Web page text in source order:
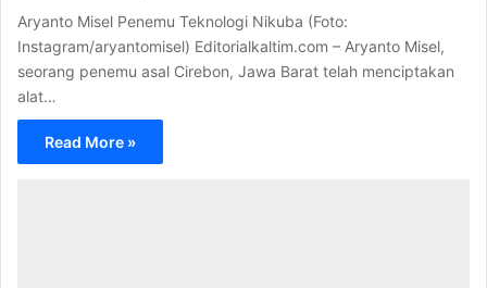
Aryanto Misel Penemu Teknologi Nikuba (Foto:
Instagram/aryantomisel) Editorialkaltim.com – Aryanto Misel,
seorang penemu asal Cirebon, Jawa Barat telah menciptakan
alat…
Read More »